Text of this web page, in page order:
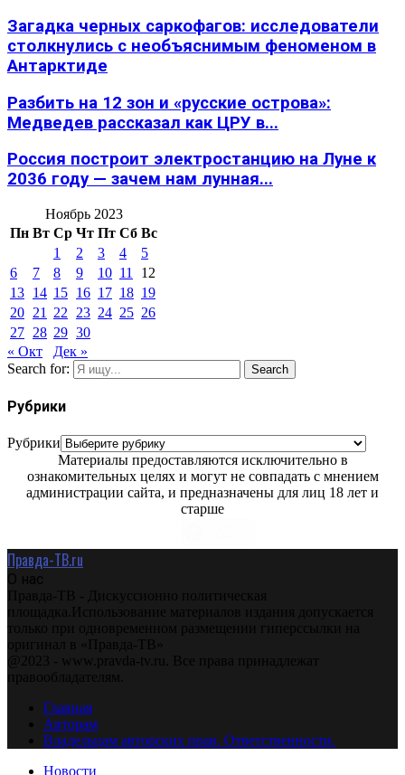
Загадка черных саркофагов: исследователи
столкнулись с необъяснимым феноменом в
Антарктиде
Разбить на 12 зон и «русские острова»:
Медведев рассказал как ЦРУ в...
Россия построит электростанцию на Луне к
2036 году — зачем нам лунная...
Ноябрь 2023
Пн Вт Ср Чт Пт Сб Вс
1
2 3 4
5
6
7 8 9 10 11
12
13 14 15 16 17 18 19
20 21 22 23 24 25 26
27 28 29 30
« Окт
Дек »
Search for:
Search
Рубрики
Рубрики
Материалы предоставляются исключительно в
ознакомительных целях и могут не совпадать с мнением
администрации сайта, и предназначены для лиц 18 лет и
старше
Правда-ТВ.ru
О нас
Правда-ТВ - Дискуссионно политическая
площадка.Использование материалов издания допускается
только при одновременном размещении гиперссылки на
оригинал в «Правда-ТВ»
@2023 - www.pravda-tv.ru. Все права принадлежат
правообладателям.
Главная
Авторам
Владельцам авторских прав. Ответственности.
Новости